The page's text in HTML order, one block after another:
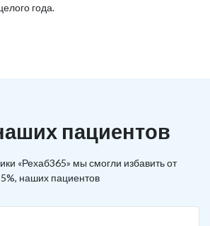
года.
пациентов
«Рехаб365» мы смогли избавить от
наших пациентов